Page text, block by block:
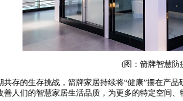
(图：箭牌智慧防
的生存挑战，箭牌家居持续将“健康”摆在产
人们的智慧家居生活品质，为更多的特定空间、